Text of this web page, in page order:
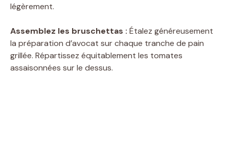
légèrement.
Assemblez les bruschettas : Étalez généreusement
la préparation d’avocat sur chaque tranche de pain
grillée. Répartissez équitablement les tomates
assaisonnées sur le dessus.